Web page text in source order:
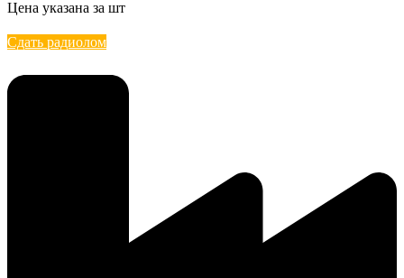
Цена указана за шт
Сдать радиолом